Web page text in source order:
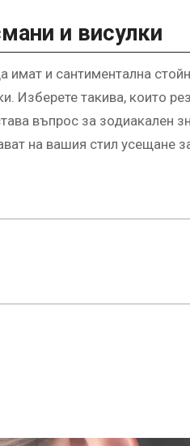
и висулки
имат и сантиментална
Изберете такива, които
въпрос за зодиакален
на вашия стил усещане